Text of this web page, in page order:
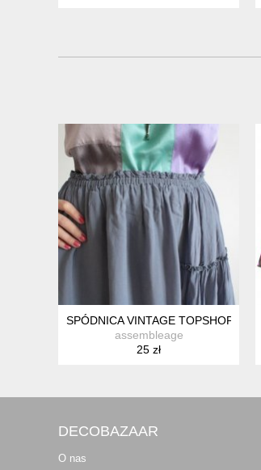
SPÓDNICA VINTAGE TOPSHOP
assembleage
25 zł
DECOBAZAAR
O nas